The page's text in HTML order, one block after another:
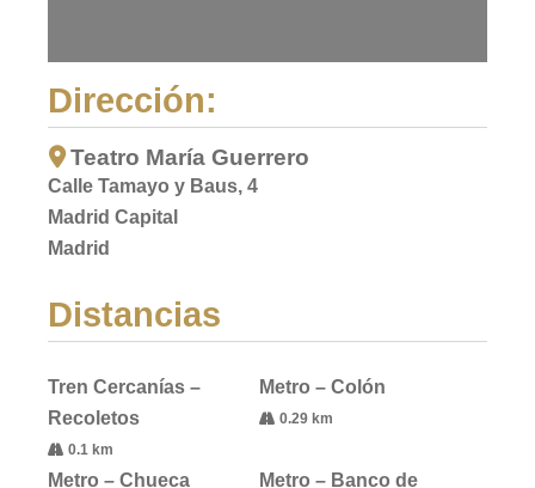
Dirección:
Teatro María Guerrero
Calle Tamayo y Baus, 4
Madrid Capital
Madrid
Distancias
Tren Cercanías –
Recoletos
0.1 km
Metro – Colón
0.29 km
Metro – Chueca
Metro – Banco de